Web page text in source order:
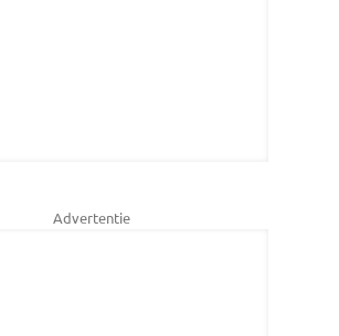
Advertentie